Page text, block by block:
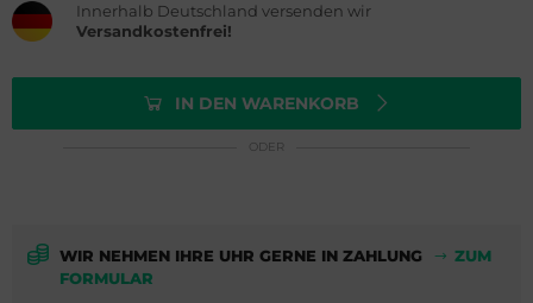
Innerhalb Deutschland versenden wir
Versandkostenfrei!
IN DEN WARENKORB
ODER
WIR NEHMEN IHRE UHR GERNE IN ZAHLUNG
ZUM
FORMULAR
LeCoultre
Heuer